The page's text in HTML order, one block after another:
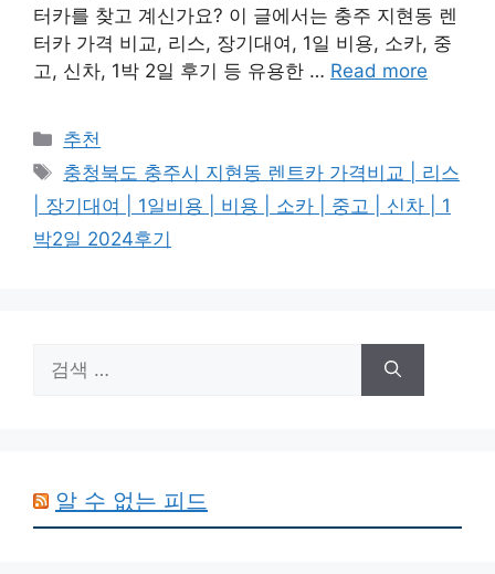
터카를 찾고 계신가요? 이 글에서는 충주 지현동 렌
터카 가격 비교, 리스, 장기대여, 1일 비용, 소카, 중
고, 신차, 1박 2일 후기 등 유용한 … Read more
카
테
리
추천
태
그
충청북도 충주시 지현동 렌트카 가격비교 | 리스
| 장기대여 | 1일비용 | 비용 | 소카 | 중고 | 신차 | 1
박2일 2024후기
색:
알 수 없는 피드